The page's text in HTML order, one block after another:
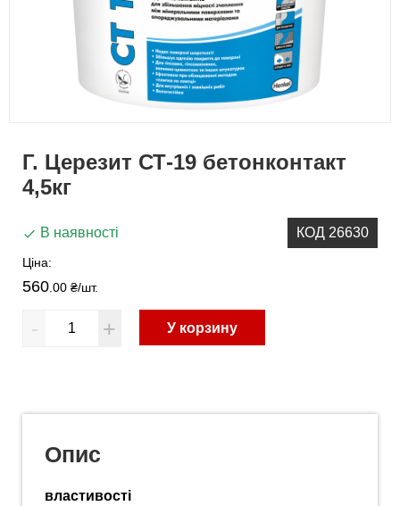
Г. Церезит СТ-19 бетонконтакт
4,5кг
В наявності КОД 26630
Ціна:
560 .00 ₴/шт.
- + У корзину
Опис
властивості